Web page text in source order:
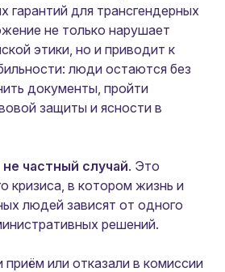
гарантий для трансгендерных
не только нарушает
этики, но и приводит к
люди остаются без
документы, пройти
защиты и ясности в
частный случай. Это
кризиса, в котором жизнь и
людей зависят от одного
решений.
или отказали в комиссии